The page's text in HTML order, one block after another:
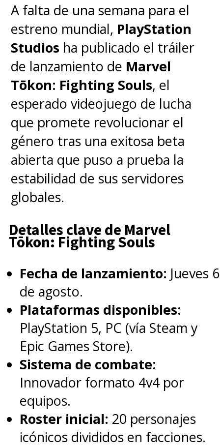
A falta de una semana para el
estreno mundial, PlayStation
Studios ha publicado el tráiler
de lanzamiento de Marvel
Tōkon: Fighting Souls, el
esperado videojuego de lucha
que promete revolucionar el
género tras una exitosa beta
abierta que puso a prueba la
estabilidad de sus servidores
globales.
Detalles clave de Marvel
Tōkon: Fighting Souls
Fecha de lanzamiento: Jueves 6
de agosto.
Plataformas disponibles:
PlayStation 5, PC (vía Steam y
Epic Games Store).
Sistema de combate:
Innovador formato 4v4 por
equipos.
Roster inicial: 20 personajes
icónicos divididos en facciones.